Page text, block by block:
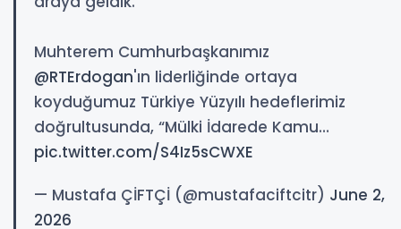
Muhterem Cumhurbaşkanımız
@RTErdogan'ın liderliğinde ortaya
koyduğumuz Türkiye Yüzyılı hedeflerimiz
doğrultusunda, “Mülki İdarede Kamu…
pic.twitter.com/S4Iz5sCWXE
— Mustafa ÇİFTÇİ (@mustafaciftcitr) June 2,
2026